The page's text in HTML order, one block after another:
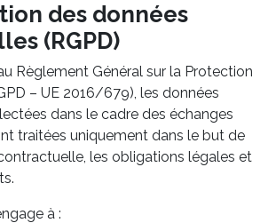
des données
(RGPD)
Règlement Général sur la Protection
– UE 2016/679), les données
dans le cadre des échanges
traitées uniquement dans le but de
les obligations légales et
à :